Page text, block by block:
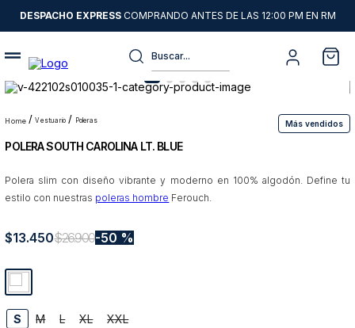
DESPACHO EXPRESSCOMPRANDO ANTES DE LAS 12:00 PM EN RM
Buscar...
vestuario poleras Más vendidos
POLERA SOUTH CAROLINA LT. BLUE
Polera slim con diseño vibrante y moderno en 100% algodón. Define tu
estilo con nuestras poleras hombre Ferouch.
$13.450$26.900 50 %
S M L XL XXL
1.
sweater
2.
chaquetas
3.
camisas
5.
jeans
7.
8
blazer